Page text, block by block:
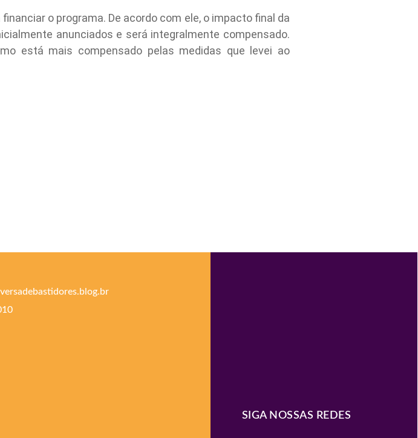
o programa. De acordo com ele, o impacto final da
anunciados e será integralmente compensado.
está mais compensado pelas medidas que levei ao
SIGA NOSSAS REDES